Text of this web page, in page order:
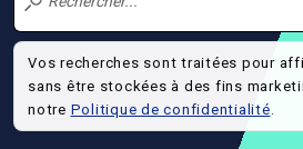
Vos recherches sont traitées pour
sans être stockées à des fins
notre Politique de confidentialité.